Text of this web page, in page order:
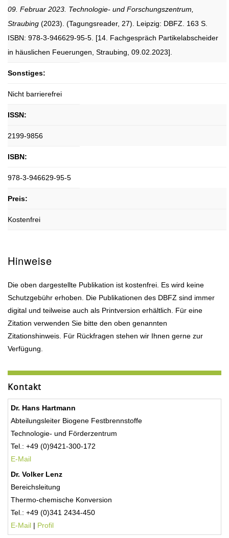
09. Februar 2023. Technologie- und Forschungszentrum,
Straubing (2023). (Tagungsreader, 27). Leipzig: DBFZ. 163 S.
ISBN: 978-3-946629-95-5. [14. Fachgespräch Partikelabscheider
in häuslichen Feuerungen, Straubing, 09.02.2023].
Sonstiges:
Nicht barrierefrei
ISSN:
2199-9856
ISBN:
978-3-946629-95-5
Preis:
Kostenfrei
Hinweise
Die oben dargestellte Publikation ist kostenfrei. Es wird keine
Schutzgebühr erhoben. Die Publikationen des DBFZ sind immer
digital und teilweise auch als Printversion erhältlich. Für eine
Zitation verwenden Sie bitte den oben genannten
Zitationshinweis. Für Rückfragen stehen wir Ihnen gerne zur
Verfügung.
Kontakt
Dr. Hans Hartmann
Abteilungsleiter Biogene Festbrennstoffe
Technologie- und Förderzentrum
Tel.: +49 (0)9421-300-172
E-Mail
Dr. Volker Lenz
Bereichsleitung
Thermo-chemische Konversion
Tel.: +49 (0)341 2434-450
E-Mail | Profil